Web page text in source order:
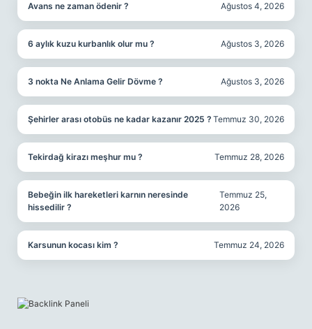
Avans ne zaman ödenir ? Ağustos 4, 2026
6 aylık kuzu kurbanlık olur mu ? Ağustos 3, 2026
3 nokta Ne Anlama Gelir Dövme ? Ağustos 3, 2026
Şehirler arası otobüs ne kadar kazanır 2025 ? Temmuz 30, 2026
Tekirdağ kirazı meşhur mu ? Temmuz 28, 2026
Bebeğin ilk hareketleri karnın neresinde
hissedilir ?
Temmuz 25,
2026
Karsunun kocası kim ? Temmuz 24, 2026